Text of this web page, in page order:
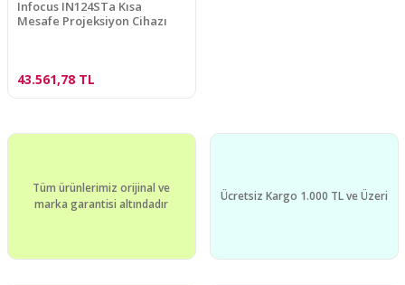
Infocus IN124STa Kısa
Mesafe Projeksiyon Cihazı
43.561,78 TL
Tüm ürünlerimiz orijinal ve
marka garantisi altındadır
Ücretsiz Kargo 1.000 TL ve Üzeri